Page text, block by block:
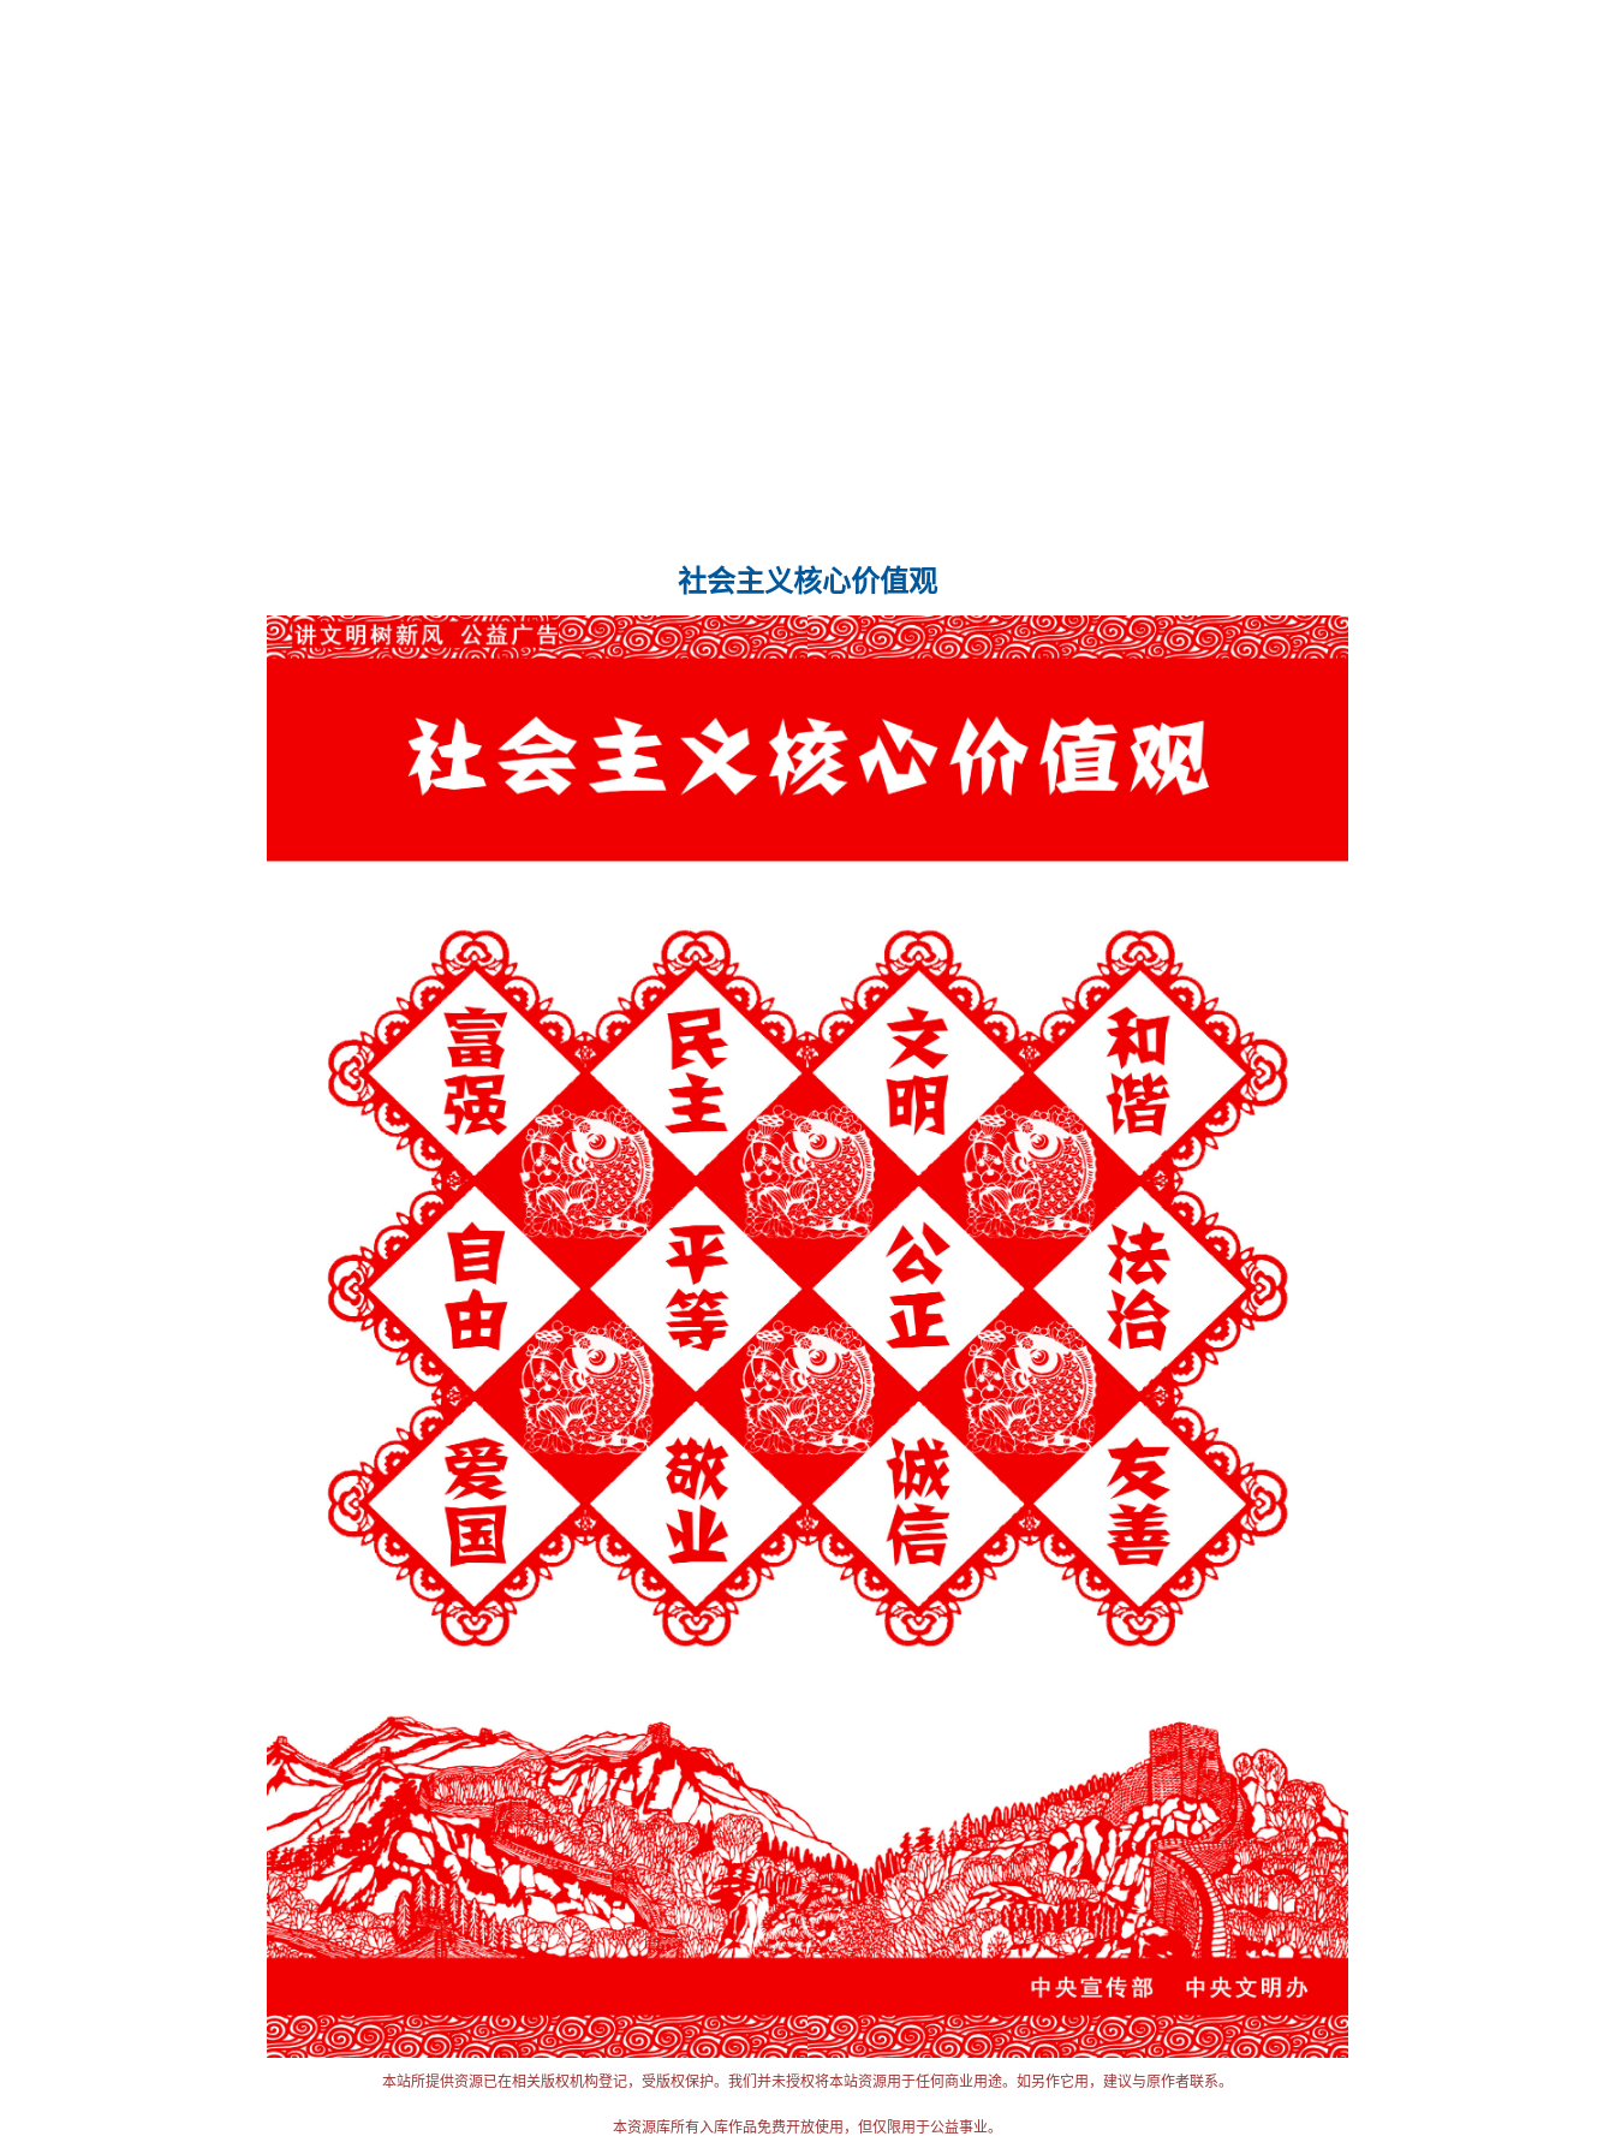
社会主义核心价值观
本站所提供资源已在相关版权机构登记，受版权保护。我们并未授权将本站资源用于任何商业用途。如另作它用，建议与原作者联系。
本资源库所有入库作品免费开放使用，但仅限用于公益事业。